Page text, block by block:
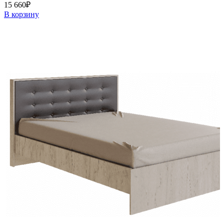
15 660₽
В корзину